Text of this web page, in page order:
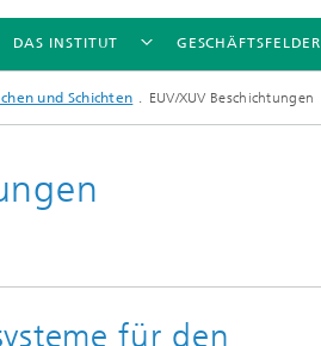
DAS INSTITUT GESCHÄFTSFELDER
und Schichten EUV/XUV Beschichtungen
für den